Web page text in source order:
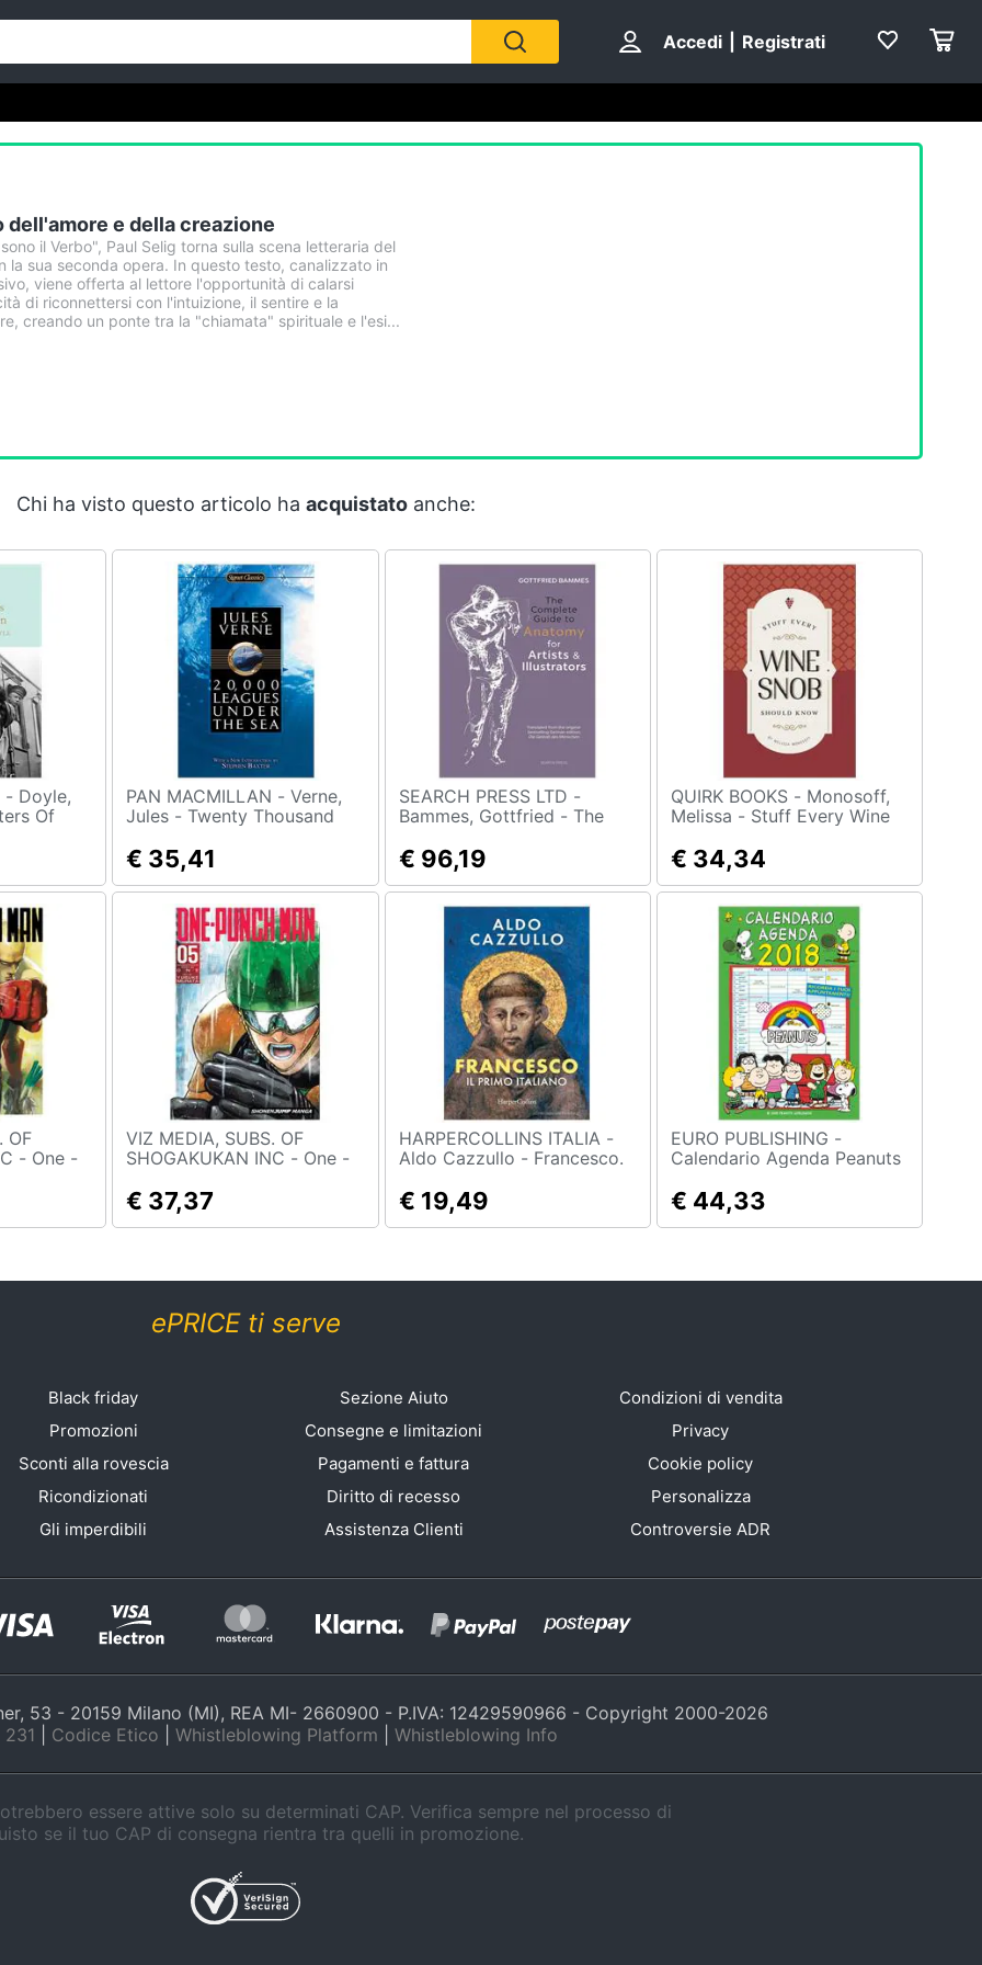
Accedi Registrati
dell'amore e della creazione
il Verbo", Paul Selig torna sulla scena letteraria del
la sua seconda opera. In questo testo, canalizzato in
viene offerta al lettore l'opportunità di calarsi
di riconnettersi con l'intuizione, il sentire e la
creando un ponte tra la "chiamata" spirituale e l'esi...
Chi ha visto questo articolo ha acquistatoanche:
Of
PAN MACMILLAN - Verne,
Jules - Twenty Thousand
Edizione: Regno Unito]
€ 35,41
SEARCH PRESS LTD -
Bammes, Gottfried - The
Anatomy For Artists &
Illustrators [ Edizione:
Regno Unito]
€ 96,19
QUIRK BOOKS - Monosoff,
Melissa - Stuff Every Wine
Edizione: Regno Unito]
€ 34,34
OF
-
VIZ MEDIA, SUBS. OF
SHOGAKUKAN INC - One -
Edizione: Regno Unito]
€ 37,37
HARPERCOLLINS ITALIA -
Aldo Cazzullo - Francesco.
€ 19,49
EURO PUBLISHING -
Calendario Agenda Peanuts
€ 44,33
ePRICE ti serve
Black friday
Promozioni
Sconti alla rovescia
Ricondizionati
Gli imperdibili
Sezione Aiuto
Consegne e limitazioni
Pagamenti e fattura
Diritto di recesso
Assistenza Clienti
Condizioni di vendita
Privacy
Cookie policy
Personalizza
Controversie ADR
53 - 20159 Milano (MI), REA MI- 2660900 - P.IVA: 12429590966 - Copyright 2000-2026
Codice Etico Whistleblowing Platform Whistleblowing Info
essere attive solo su determinati CAP. Verifica sempre nel processo di
se il tuo CAP di consegna rientra tra quelli in promozione.